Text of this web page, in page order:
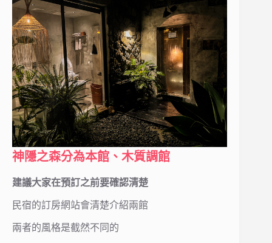
神隱之森分為本館、木質調館
建議大家在預訂之前要確認清楚
民宿的訂房網站會清楚介紹兩館
兩者的風格是截然不同的